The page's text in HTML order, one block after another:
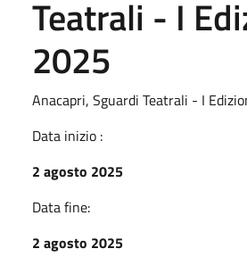
Teatrali - I
2025
Anacapri, Sguardi Teatrali - I
Data inizio :
2 agosto 2025
Data fine:
2 agosto 2025